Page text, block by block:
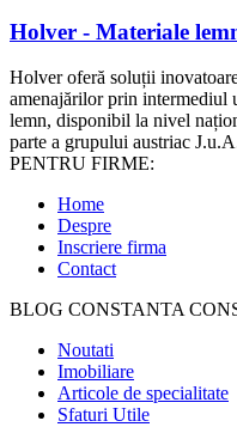
Holver - Materiale
Holver oferă soluții
amenajărilor prin intermediul
lemn, disponibil la nivel
parte a grupului austriac
PENTRU FIRME:
Home
Despre
Inscriere firma
Contact
BLOG CONSTANTA
Noutati
Imobiliare
Articole de specialitate
Sfaturi Utile